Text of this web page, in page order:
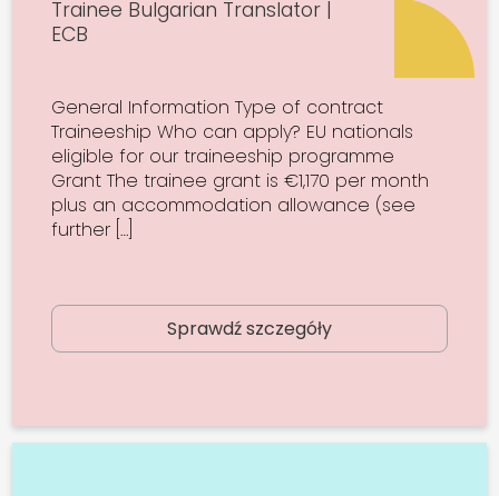
Trainee Bulgarian Translator |
ECB
General Information Type of contract
Traineeship Who can apply? EU nationals
eligible for our traineeship programme
Grant The trainee grant is €1,170 per month
plus an accommodation allowance (see
further […]
Sprawdź szczegóły